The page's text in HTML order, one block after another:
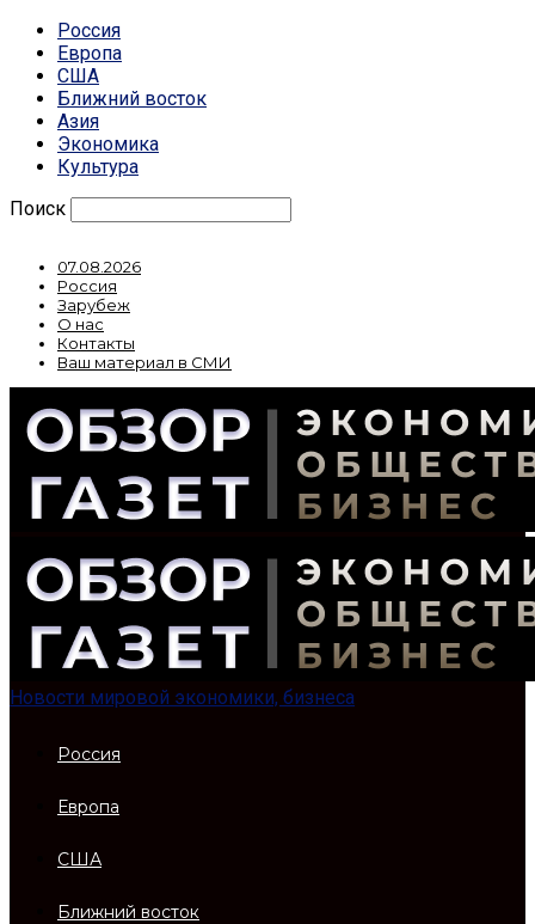
Россия
Европа
США
Ближний восток
Азия
Экономика
Культура
Поиск
07.08.2026
Россия
Зарубеж
О нас
Контакты
Ваш материал в СМИ
Новости мировой экономики, бизнеса
Россия
Европа
США
Ближний восток